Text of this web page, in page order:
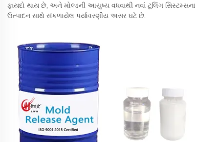
ફાયદો થાય છે, અને મોલ્ડની આયુષ્ય વધવાથી નવાં ટૂલિંગ સિસ્ટમ્સના
ઉત્પાદન સાથે સંકળાયેલ પર્યાવરણીય અસર ઘટે છે.